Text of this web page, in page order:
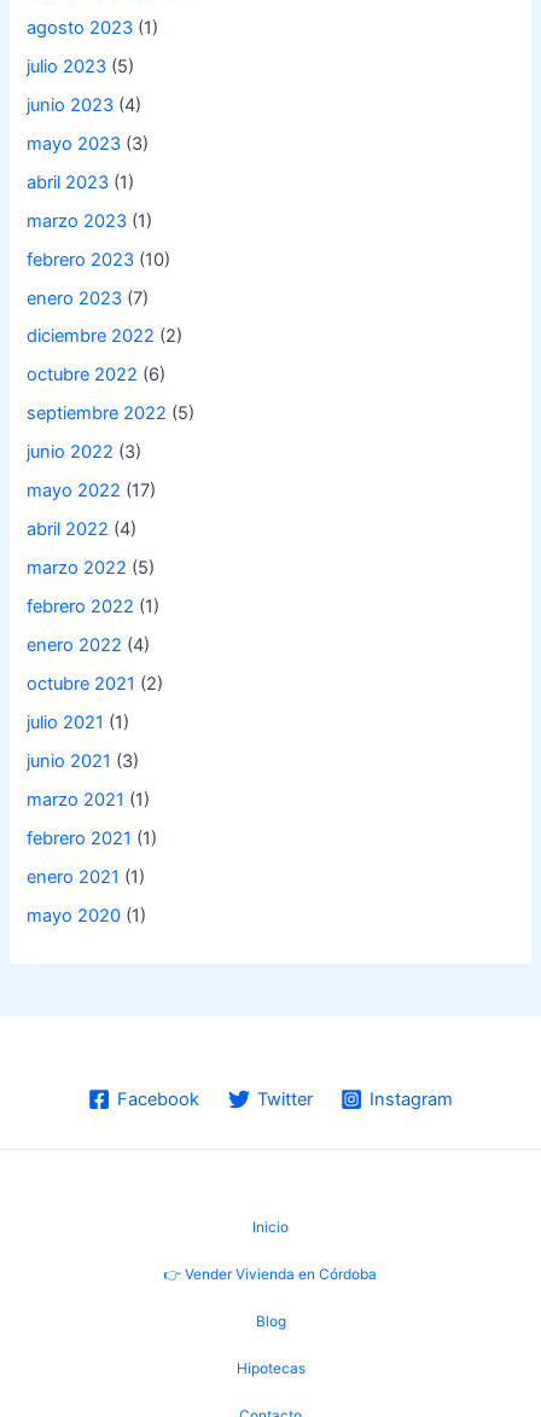
agosto 2023 (1)
julio 2023 (5)
junio 2023 (4)
mayo 2023 (3)
abril 2023 (1)
marzo 2023 (1)
febrero 2023 (10)
enero 2023 (7)
diciembre 2022 (2)
octubre 2022 (6)
septiembre 2022 (5)
junio 2022 (3)
mayo 2022 (17)
abril 2022 (4)
marzo 2022 (5)
febrero 2022 (1)
enero 2022 (4)
octubre 2021 (2)
julio 2021 (1)
junio 2021 (3)
marzo 2021 (1)
febrero 2021 (1)
enero 2021 (1)
mayo 2020 (1)
Facebook Twitter Instagram
Inicio
👉 Vender Vivienda en Córdoba
Blog
Hipotecas